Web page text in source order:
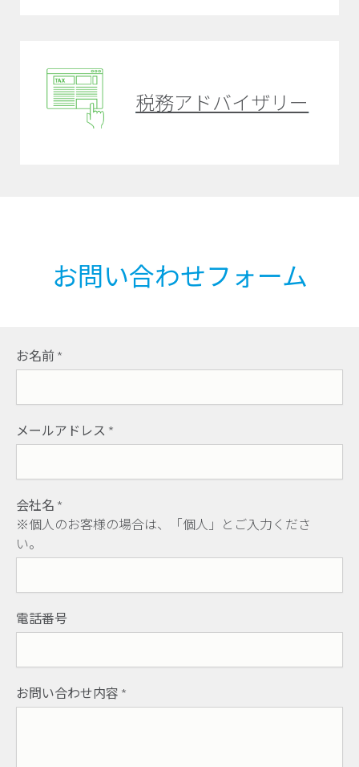
税務アドバイザリー
お問い合わせフォーム
お名前 *
メールアドレス *
会社名 *
※個人のお客様の場合は、「個人」とご入力くださ
い。
電話番号
お問い合わせ内容 *